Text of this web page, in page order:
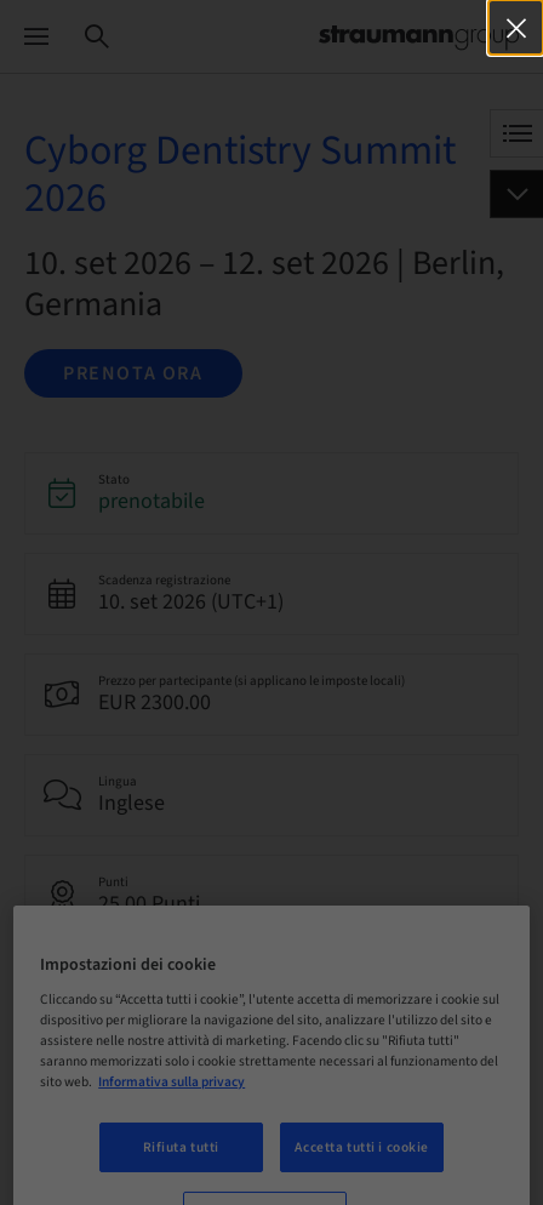
Cyborg Dentistry Summit
2026
10. set 2026 – 12. set 2026 | Berlin,
Germania
PRENOTA ORA
Stato
prenotabile
Scadenza registrazione
10. set 2026 (UTC+1)
Prezzo per partecipante (si applicano le imposte locali)
EUR 2300.00
Lingua
Inglese
Punti
25.00 Punti
Live surgery
Audience
Impostazioni dei cookie
Cliccando su “Accetta tutti i cookie”, l'utente accetta di memorizzare i cookie sul
dispositivo per migliorare la navigazione del sito, analizzare l'utilizzo del sito e
assistere nelle nostre attività di marketing. Facendo clic su "Rifiuta tutti"
saranno memorizzati solo i cookie strettamente necessari al funzionamento del
sito web. Informativa sulla privacy
Rifiuta tutti Accetta tutti i cookie